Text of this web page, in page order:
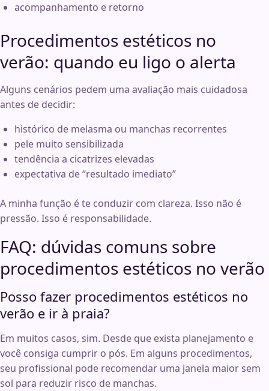
acompanhamento e retorno
Procedimentos estéticos no
verão: quando eu ligo o alerta
Alguns cenários pedem uma avaliação mais cuidadosa
antes de decidir:
histórico de melasma ou manchas recorrentes
pele muito sensibilizada
tendência a cicatrizes elevadas
expectativa de “resultado imediato”
A minha função é te conduzir com clareza. Isso não é
pressão. Isso é responsabilidade.
FAQ: dúvidas comuns sobre
procedimentos estéticos no verão
Posso fazer procedimentos estéticos no
verão e ir à praia?
Em muitos casos, sim. Desde que exista planejamento e
você consiga cumprir o pós. Em alguns procedimentos,
seu profissional pode recomendar uma janela maior sem
sol para reduzir risco de manchas.